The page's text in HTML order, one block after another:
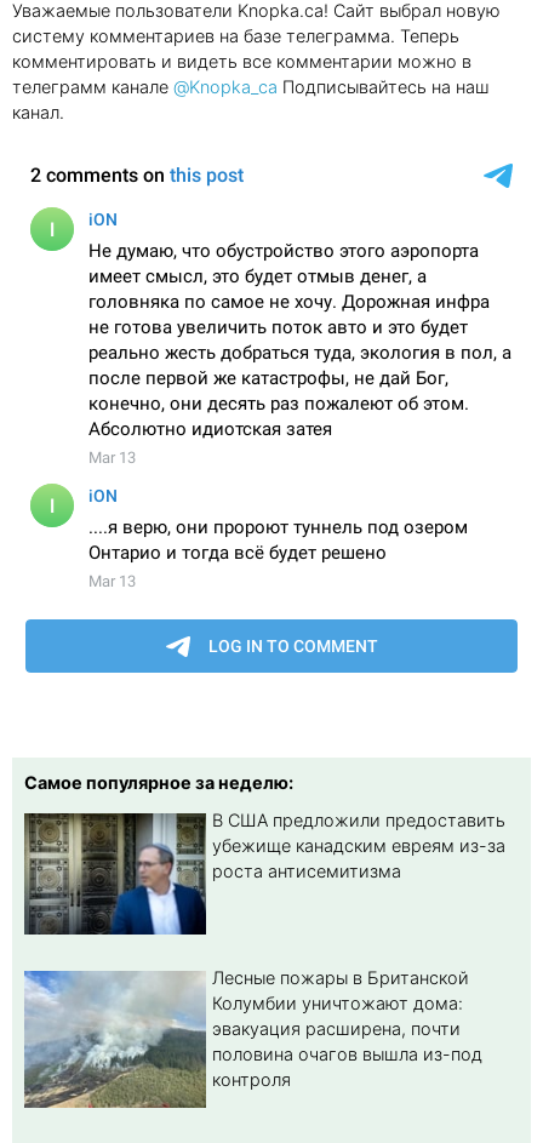
Уважаемые пользователи Knopka.ca! Сайт выбрал новую
систему комментариев на базе телеграмма. Теперь
комментировать и видеть все комментарии можно в
телеграмм канале @Knopka_ca Подписывайтесь на наш
канал.
Самое популярное за неделю:
В США предложили предоставить
убежище канадским евреям из-за
роста антисемитизма
Лесные пожары в Британской
Колумбии уничтожают дома:
эвакуация расширена, почти
половина очагов вышла из-под
контроля